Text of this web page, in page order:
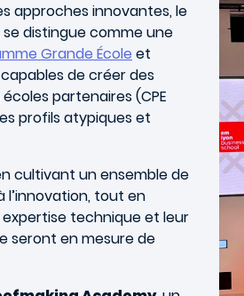
approches innovantes, le
se distingue comme une
Grande École et
de créer des
partenaires (CPE
profils atypiques et
cultivant un ensemble de
l’innovation, tout en
technique et leur
seront en mesure de